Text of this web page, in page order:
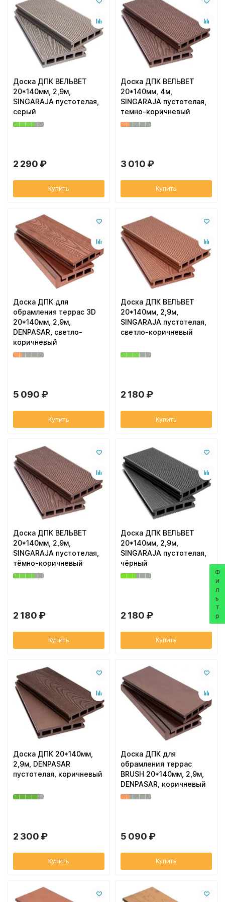
Вентиляционный выход
Колпаки, Проходы, Вент.ленты
Муфта трубы
Соединитель желоба
Трубы водосточные
Угол желоба
Хомут трубы
ХВОЙНАЯ фанера НЕ ШЛИФОВАННАЯ
Фильтр
Доска ДПК ВЕЛЬВЕТ
20*140мм, 2,9м,
SINGARAJA пустотелая,
серый
2 290 ₽
Купить
Доска ДПК ВЕЛЬВЕТ
20*140мм, 4м,
SINGARAJA пустотелая,
темно-коричневый
3 010 ₽
Купить
Доска ДПК для
обрамления террас 3D
20*140мм, 2,9м,
DENPASAR, светло-
коричневый
5 090 ₽
Купить
Доска ДПК ВЕЛЬВЕТ
20*140мм, 2,9м,
SINGARAJA пустотелая,
светло-коричневый
2 180 ₽
Купить
Доска ДПК ВЕЛЬВЕТ
20*140мм, 2,9м,
SINGARAJA пустотелая,
тёмно-коричневый
2 180 ₽
Купить
Доска ДПК ВЕЛЬВЕТ
20*140мм, 2,9м,
SINGARAJA пустотелая,
чёрный
2 180 ₽
Купить
Доска ДПК 20*140мм,
2,9м, DENPASAR
пустотелая, коричневый
2 300 ₽
Купить
Доска ДПК для
обрамления террас
BRUSH 20*140мм, 2,9м,
DENPASAR, коричневый
5 090 ₽
Купить